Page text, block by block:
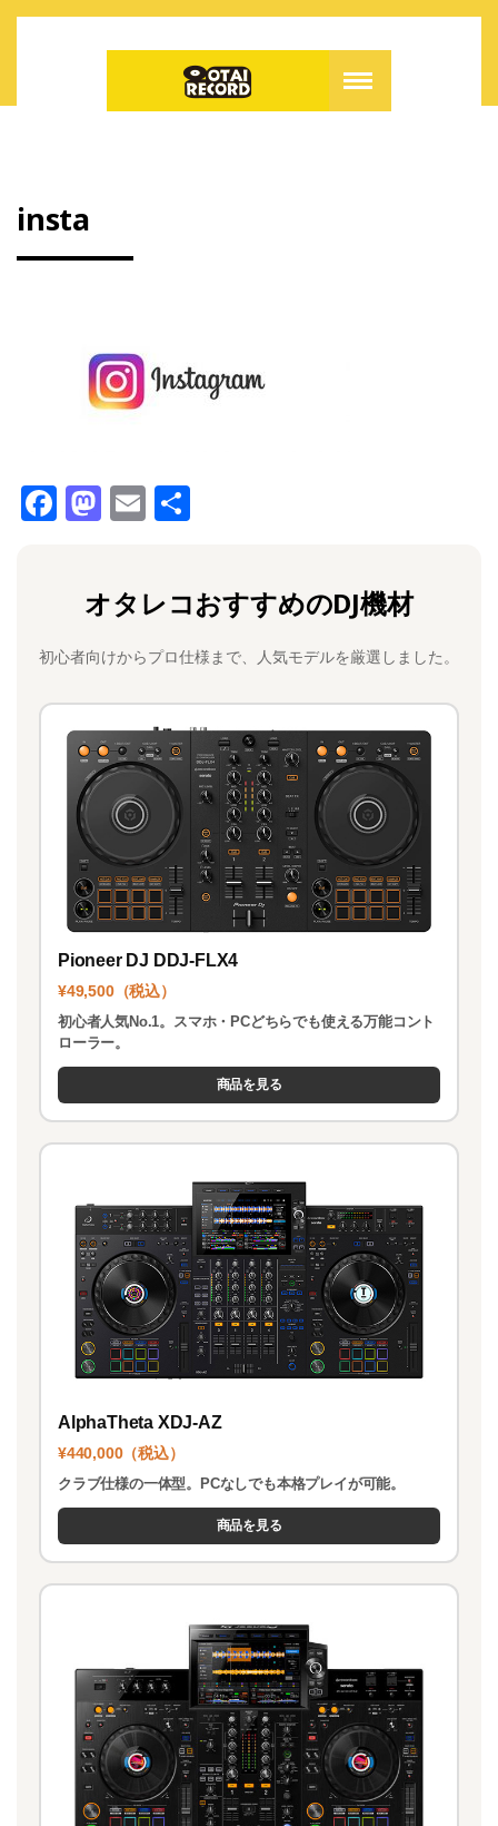
insta
F
b
o
o
k
M
o
d
o
n
E
l
オタレコおすすめのDJ機材
初心者向けからプロ仕様まで、人気モデルを厳選しました。
Pioneer DJ DDJ-FLX4
¥49,500（税込）
初心者人気No.1。スマホ・PCどちらでも使える万能コント
ローラー。
商品を見る
AlphaTheta XDJ-AZ
¥440,000（税込）
クラブ仕様の一体型。PCなしでも本格プレイが可能。
商品を見る